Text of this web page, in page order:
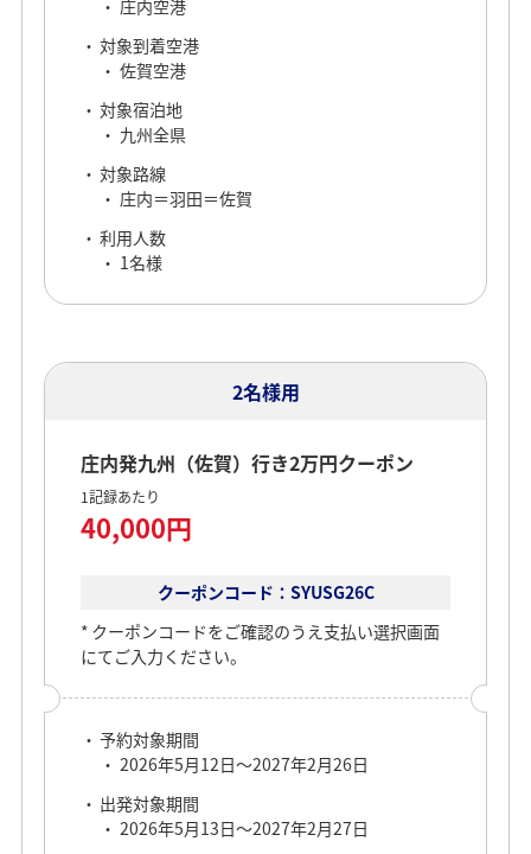
庄内空港
対象到着空港
佐賀空港
対象宿泊地
九州全県
対象路線
庄内＝羽田＝佐賀
利用人数
1名様
2名様用
庄内発九州（佐賀）行き2万円クーポン
1記録あたり
40,000円
クーポンコード：SYUSG26C
クーポンコードをご確認のうえ支払い選択画面
にてご入力ください。
予約対象期間
2026年5月12日～2027年2月26日
出発対象期間
2026年5月13日～2027年2月27日